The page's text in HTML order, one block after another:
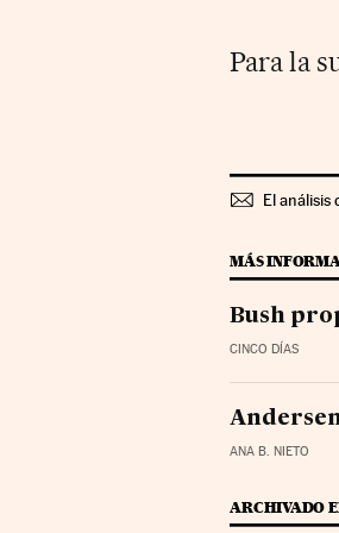
Para la
El análisis
MÁS
Bush
CINCO DÍAS
ANA B. NIETO
ARCHIVADO